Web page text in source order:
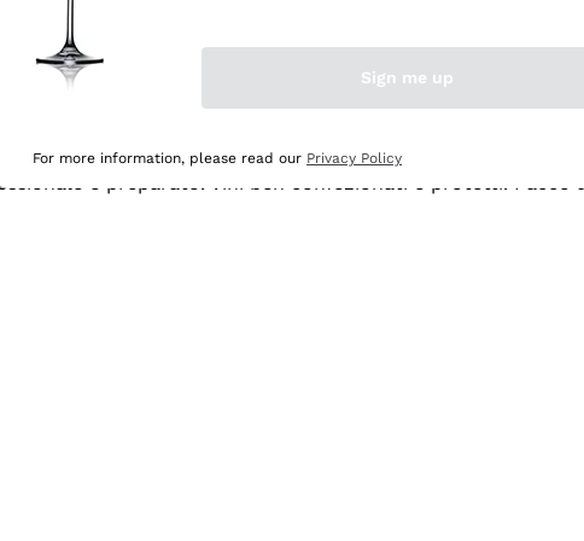
e preparato. Vini ben confezionati e protetti.
Sign me up
For more information, please read our Privacy Policy